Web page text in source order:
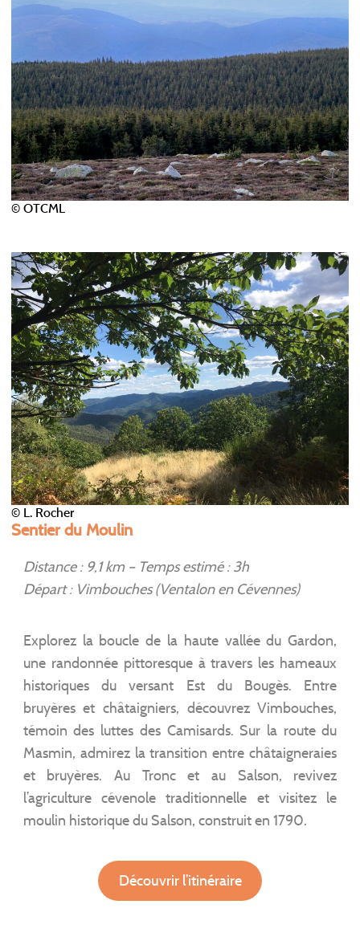
© OTCML
© L. Rocher
Sentier du Moulin
Distance : 9,1 km – Temps estimé : 3h
Départ : Vimbouches (Ventalon en Cévennes)
Explorez la boucle de la haute vallée du Gardon,
une randonnée pittoresque à travers les hameaux
historiques du versant Est du Bougès. Entre
bruyères et châtaigniers, découvrez Vimbouches,
témoin des luttes des Camisards. Sur la route du
Masmin, admirez la transition entre châtaigneraies
et bruyères. Au Tronc et au Salson, revivez
l’agriculture cévenole traditionnelle et visitez le
moulin historique du Salson, construit en 1790.
Découvrir l’itinéraire